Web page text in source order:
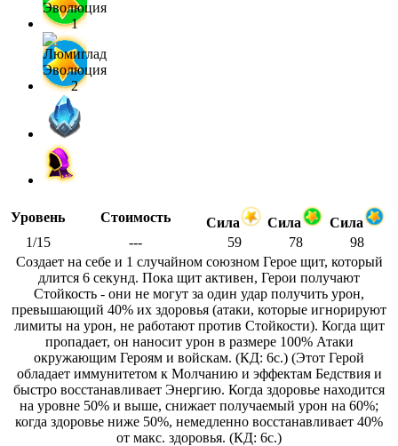
Уровень Стоимость Сила Сила
Сила
1/15
--- 59 78
98
Создает на себе и 1 случайном союзном Герое щит, который
длится 6 секунд. Пока щит активен, Герои получают
Стойкость - они не могут за один удар получить урон,
превышающий 40% их здоровья (атаки, которые игнорируют
лимиты на урон, не работают против Стойкости). Когда щит
пропадает, он наносит урон в размере 100% Атаки
окружающим Героям и войскам. (КД: 6с.) (Этот Герой
обладает иммунитетом к Молчанию и эффектам Бедствия и
быстро восстанавливает Энергию. Когда здоровье находится
на уровне 50% и выше, снижает получаемый урон на 60%;
когда здоровье ниже 50%, немедленно восстанавливает 40%
от макс. здоровья. (КД: 6с.)